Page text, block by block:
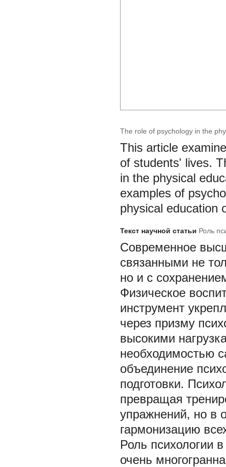
The role of psychology in the
This article
of students' lives.
in the physical
examples of
physical education
Текст научной статьи Роль
Современное
связанными не
но и с
Физическое
инструмент
через призму
высокими
необходимостью
объединение
подготовки.
превращая
упражнений, но в
гармонизацию
Роль психологии
очень